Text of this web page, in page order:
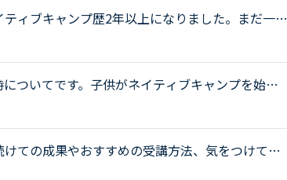
ィブキャンプ歴2年以上になりました。まだ一回
つもは、カラン、文法中級、side by sideをして
ついてです。子供がネイティブキャンプを始め
先生の話を聞き取ったりしているうちに、フリ
ての成果やおすすめの受講方法、気をつけてい
。これからはアウトプットも鍛えたいので、フ